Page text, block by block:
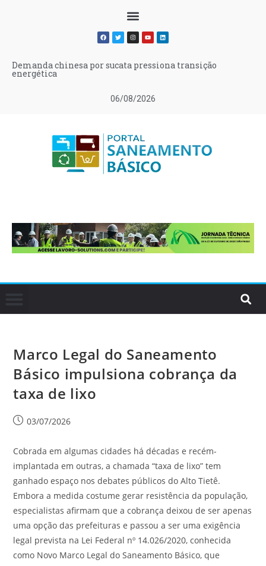
06/08/2026
Demanda chinesa por sucata pressiona transição
energética
Marco Legal do Saneamento
Básico impulsiona cobrança da
taxa de lixo
03/07/2026
Cobrada em algumas cidades há décadas e recém-
implantada em outras, a chamada “taxa de lixo” tem
ganhado espaço nos debates públicos do Alto Tietê.
Embora a medida costume gerar resistência da população,
especialistas afirmam que a cobrança deixou de ser apenas
uma opção das prefeituras e passou a ser uma exigência
legal prevista na Lei Federal nº 14.026/2020, conhecida
como Novo Marco Legal do Saneamento Básico, que